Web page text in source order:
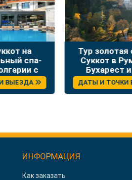
на
спа-
с
Тур золотая
Суккот в
Бухарест и
Брашов
ДАТЫ И ТОЧКИ
ИНФОРМАЦИЯ
Как заказать